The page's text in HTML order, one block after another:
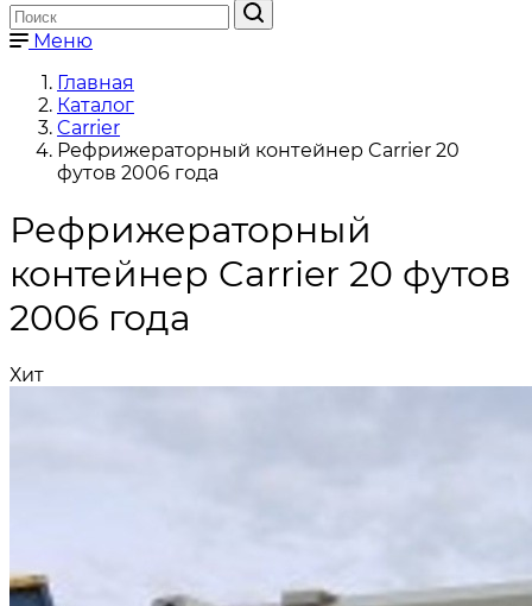
Меню
Главная
Каталог
Carrier
Рефрижераторный контейнер Carrier 20
футов 2006 года
Рефрижераторный
контейнер Carrier 20 футов
2006 года
Хит